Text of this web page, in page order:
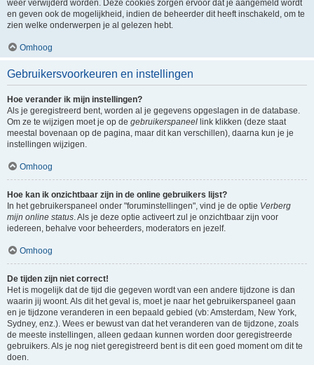
weer verwijderd worden. Deze cookies zorgen ervoor dat je aangemeld wordt
en geven ook de mogelijkheid, indien de beheerder dit heeft inschakeld, om te
zien welke onderwerpen je al gelezen hebt.
Omhoog
Gebruikersvoorkeuren en instellingen
Hoe verander ik mijn instellingen?
Als je geregistreerd bent, worden al je gegevens opgeslagen in de database.
Om ze te wijzigen moet je op de gebruikerspaneel link klikken (deze staat
meestal bovenaan op de pagina, maar dit kan verschillen), daarna kun je je
instellingen wijzigen.
Omhoog
Hoe kan ik onzichtbaar zijn in de online gebruikers lijst?
In het gebruikerspaneel onder "foruminstellingen", vind je de optie Verberg
mijn online status. Als je deze optie activeert zul je onzichtbaar zijn voor
iedereen, behalve voor beheerders, moderators en jezelf.
Omhoog
De tijden zijn niet correct!
Het is mogelijk dat de tijd die gegeven wordt van een andere tijdzone is dan
waarin jij woont. Als dit het geval is, moet je naar het gebruikerspaneel gaan
en je tijdzone veranderen in een bepaald gebied (vb: Amsterdam, New York,
Sydney, enz.). Wees er bewust van dat het veranderen van de tijdzone, zoals
de meeste instellingen, alleen gedaan kunnen worden door geregistreerde
gebruikers. Als je nog niet geregistreerd bent is dit een goed moment om dit te
doen.